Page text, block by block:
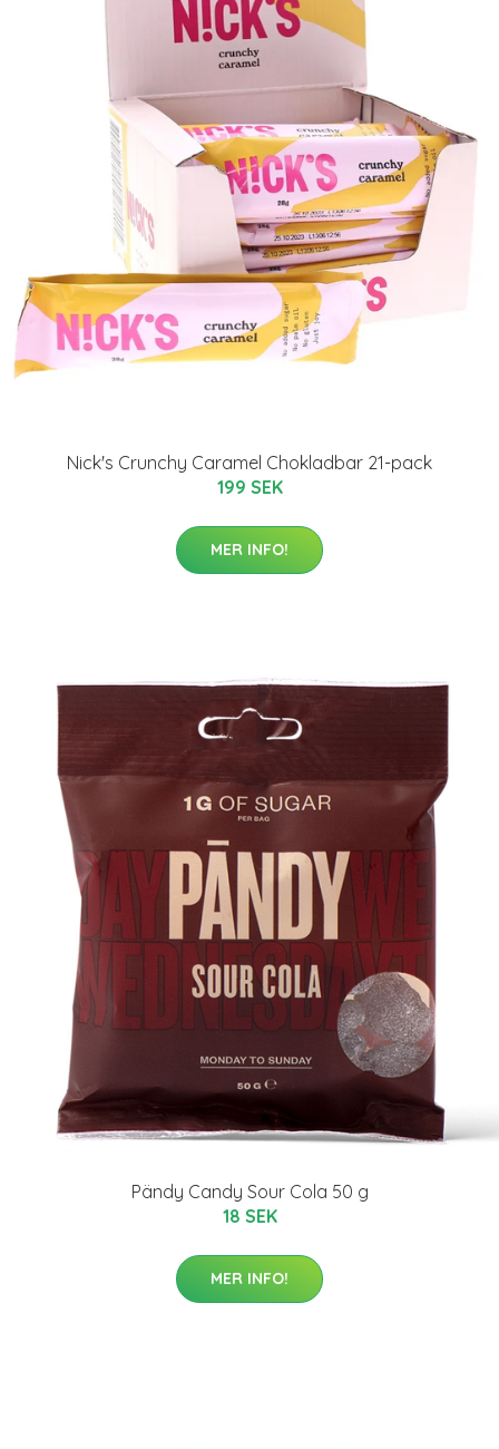
Nick's Crunchy Caramel Chokladbar 21-pack
199 SEK
MER INFO!
Pändy Candy Sour Cola 50 g
18 SEK
MER INFO!